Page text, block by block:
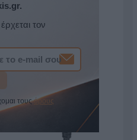
έρχεται τον
τουςόρους